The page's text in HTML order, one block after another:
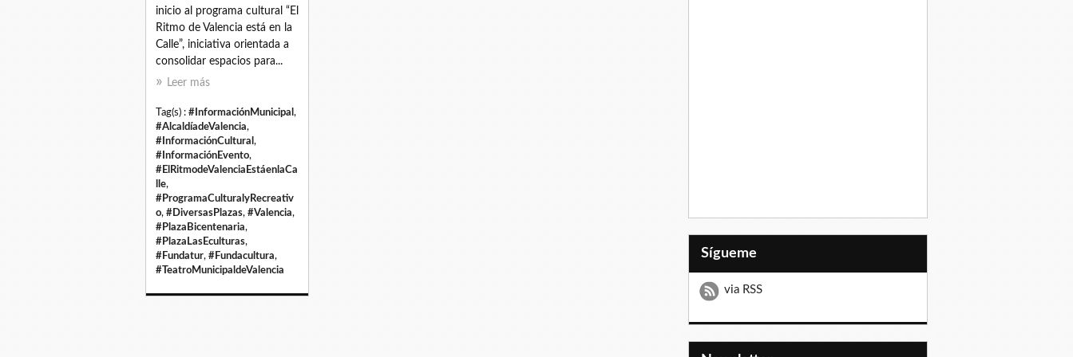
inicio al programa cultural “El
Ritmo de Valencia está en la
Calle”, iniciativa orientada a
consolidar espacios para...
Leer más
Tag(s) : #InformaciónMunicipal ,
#AlcaldíadeValencia,
#InformaciónCultural ,
#InformaciónEvento,
#ElRitmodeValenciaEstáenlaCa
lle,
#ProgramaCulturalyRecreativ
o, #DiversasPlazas, #Valencia,
#PlazaBicentenaria,
#PlazaLasEculturas,
#Fundatur, #Fundacultura,
#TeatroMunicipaldeValencia
Sígueme
via RSS